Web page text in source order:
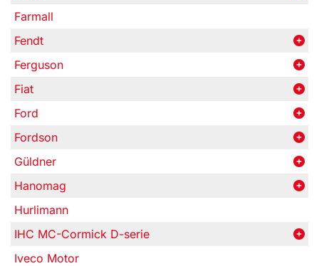
Farmall
Fendt
Ferguson
Fiat
Ford
Fordson
Güldner
Hanomag
Hurlimann
IHC MC-Cormick D-serie
Iveco Motor